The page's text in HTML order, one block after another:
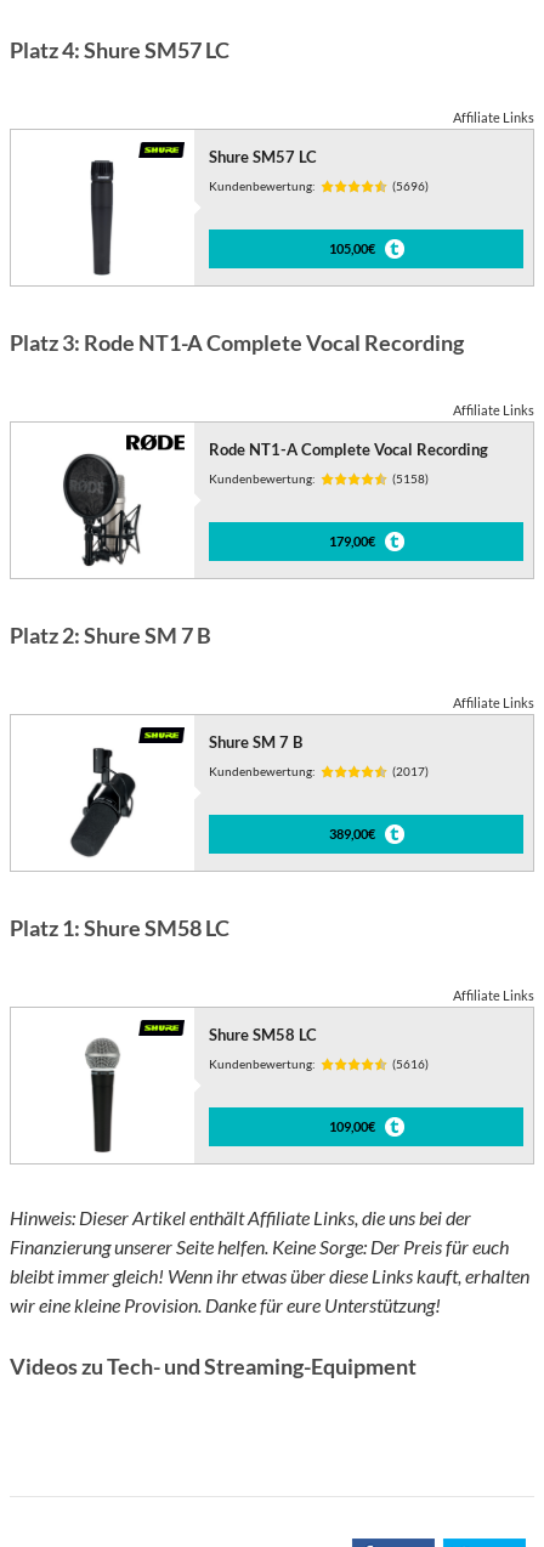
Platz 4: Shure SM57 LC
Affiliate Links
Shure SM57 LC
Kundenbewertung: (5696)
105,00€
Platz 3: Rode NT1-A Complete Vocal Recording
Affiliate Links
Rode NT1-A Complete Vocal Recording
Kundenbewertung: (5158)
179,00€
Platz 2: Shure SM 7 B
Affiliate Links
Shure SM 7 B
Kundenbewertung: (2017)
389,00€
Platz 1: Shure SM58 LC
Affiliate Links
Shure SM58 LC
Kundenbewertung: (5616)
109,00€
Hinweis: Dieser Artikel enthält Affiliate Links, die uns bei der
Finanzierung unserer Seite helfen. Keine Sorge: Der Preis für euch
bleibt immer gleich! Wenn ihr etwas über diese Links kauft, erhalten
wir eine kleine Provision. Danke für eure Unterstützung!
Videos zu Tech- und Streaming-Equipment